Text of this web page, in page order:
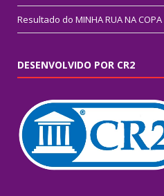
Resultado do MINHA RUA NA COPA
DESENVOLVIDO POR CR2